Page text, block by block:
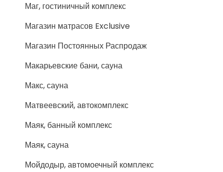
Маг, гостиничный комплекс
Магазин матрасов Exclusive
Магазин Постоянных Распродаж
Макарьевские бани, сауна
Макс, сауна
Матвеевский, автокомплекс
Маяк, банный комплекс
Маяк, сауна
Мойдодыр, автомоечный комплекс